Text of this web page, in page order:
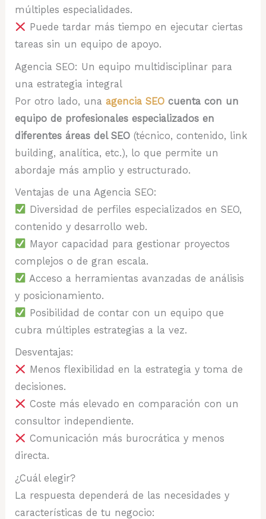
múltiples especialidades.
Puede tardar más tiempo en ejecutar ciertas
tareas sin un equipo de apoyo.
Agencia SEO: Un equipo multidisciplinar para
una estrategia integral
Por otro lado, unaagencia SEO cuenta con un
equipo de profesionales especializados en
diferentes áreas del SEO (técnico, contenido, link
building, analítica, etc.), lo que permite un
abordaje más amplio y estructurado.
Ventajas de una Agencia SEO:
Diversidad de perfiles especializados en SEO,
contenido y desarrollo web.
Mayor capacidad para gestionar proyectos
complejos o de gran escala.
Acceso a herramientas avanzadas de análisis
y posicionamiento.
Posibilidad de contar con un equipo que
cubra múltiples estrategias a la vez.
Desventajas:
Menos flexibilidad en la estrategia y toma de
decisiones.
Coste más elevado en comparación con un
consultor independiente.
Comunicación más burocrática y menos
directa.
¿Cuál elegir?
La respuesta dependerá de las necesidades y
características de tu negocio: